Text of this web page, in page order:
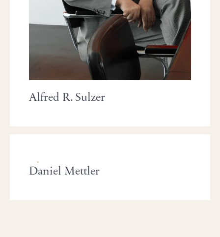
Alfred R. Sulzer
Daniel Mettler